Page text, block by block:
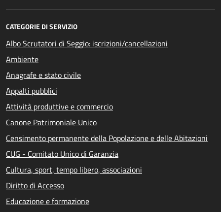
CATEGORIE DI SERVIZIO
Albo Scrutatori di Seggio: iscrizioni/cancellazioni
Ambiente
Anagrafe e stato civile
Appalti pubblici
Attività produttive e commercio
Canone Patrimoniale Unico
Censimento permanente della Popolazione e delle Abitazioni
CUG - Comitato Unico di Garanzia
Cultura, sport, tempo libero, associazioni
Diritto di Accesso
Educazione e formazione